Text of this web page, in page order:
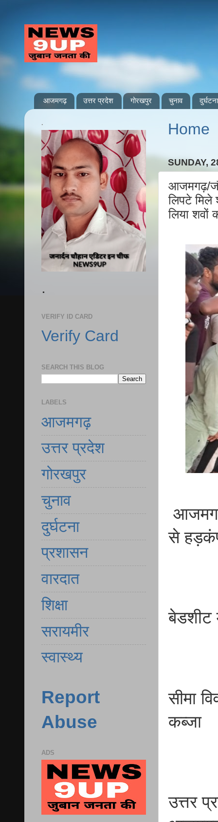
आजमगढ़ उत्तर प्रदेश गोरखपुर चुनाव दुर्घटना
Home
SUNDAY,
आजमगढ़/
लिपटे मिले
लिया शवों
से
बेडशीट
सीमा
कब्जा
उत्तर
.
.
VERIFY ID CARD
Verify Card
SEARCH THIS BLOG
LABELS
आजमगढ़
उत्तर प्रदेश
गोरखपुर
चुनाव
दुर्घटना
प्रशासन
वारदात
शिक्षा
सरायमीर
स्वास्थ्य
Report
Abuse
ADS